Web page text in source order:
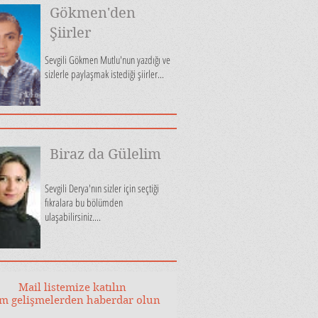
Mail listemize katılın
gelişmelerden haberdar olun
Gökmen'den
Şiirler
Sevgili Gökmen Mutlu'nun yazdığı ve
sizlerle paylaşmak istediği şiirler...
Biraz da Gülelim
Sevgili Derya'nın sizler için seçtiği
fıkralara bu bölümden
ulaşabilirsiniz....